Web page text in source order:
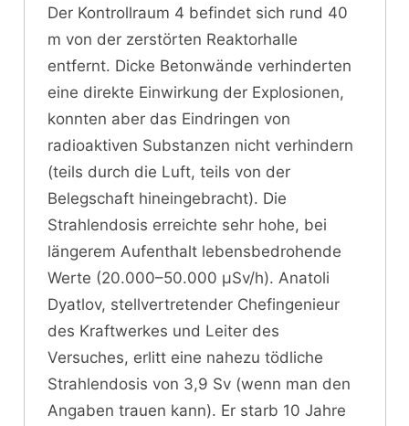
Der Kontrollraum 4 befindet sich rund 40
m von der zerstörten Reaktorhalle
entfernt. Dicke Betonwände verhinderten
eine direkte Einwirkung der Explosionen,
konnten aber das Eindringen von
radioaktiven Substanzen nicht verhindern
(teils durch die Luft, teils von der
Belegschaft hineingebracht). Die
Strahlendosis erreichte sehr hohe, bei
längerem Aufenthalt lebensbedrohende
Werte (20.000–50.000 μSv/h). Anatoli
Dyatlov, stellvertretender Chefingenieur
des Kraftwerkes und Leiter des
Versuches, erlitt eine nahezu tödliche
Strahlendosis von 3,9 Sv (wenn man den
Angaben trauen kann). Er starb 10 Jahre